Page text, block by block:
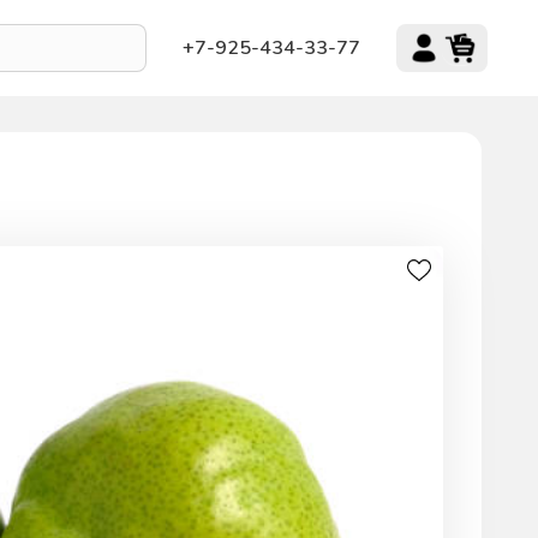
+7-925-434-33-77